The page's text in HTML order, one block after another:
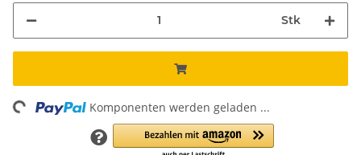
Stk
Komponenten werden geladen ...